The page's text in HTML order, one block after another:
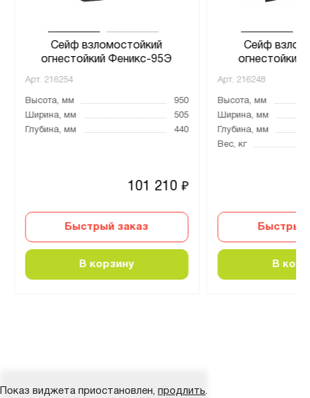
Сейф взломостойкий
огнестойкий Феникс-95Э
Арт. 216254
Высота, мм
950
Ширина, мм
505
Глубина, мм
440
101 210₽
Быстрый заказ
В корзину
Сейф
огнестойкий
Арт. 216248
Высота, мм
Ширина, мм
Глубина, мм
Вес, кг
Быстрый
В
Показ виджета приостановлен, продлить.